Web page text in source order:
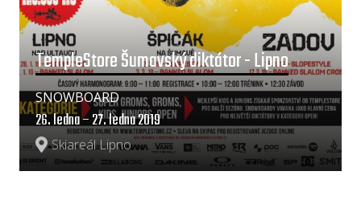
TempleStore Šumavský diktátor - Lipno
Skiareál Lipno
26. ledna – 27. ledna 2019
SNOWBOARD